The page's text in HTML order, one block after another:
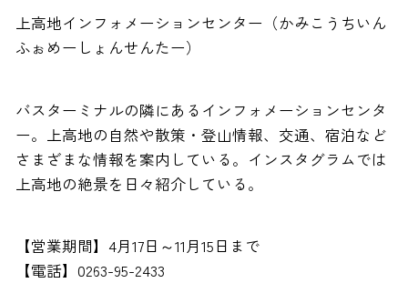
上高地インフォメーションセンター（かみこうちいん
ふぉめーしょんせんたー）
バスターミナルの隣にあるインフォメーションセンタ
ー。上高地の自然や散策・登山情報、交通、宿泊など
さまざまな情報を案内している。インスタグラムでは
上高地の絶景を日々紹介している。
【営業期間】4月17日～11月15日まで
【電話】0263-95-2433